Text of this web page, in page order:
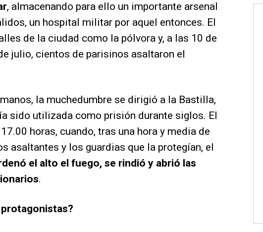
, almacenando para ello un importante arsenal
un hospital militar por aquel entonces. El
de la ciudad como la pólvora y, a las 10 de
julio, cientos de parisinos asaltaron el
la muchedumbre se dirigió a la Bastilla,
sido utilizada como prisión durante siglos. El
horas, cuando, tras una hora y media de
asaltantes y los guardias que la protegían, el
el alto el fuego, se rindió y abrió las
.